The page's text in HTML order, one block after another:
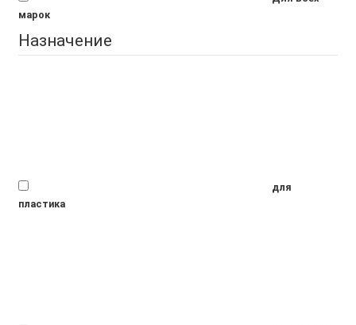
марок
Назначение
для
пластика